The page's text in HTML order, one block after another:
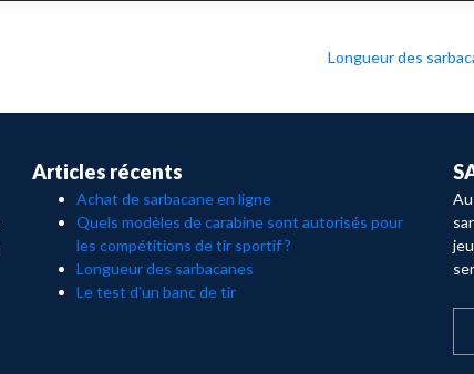
Longueur des
Articles récents
Achat de sarbacane en ligne
Quels modèles de carabine sont autorisés pour
les compétitions de tir sportif ?
Longueur des sarbacanes
Le test d’un banc de tir